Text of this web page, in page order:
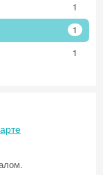
1
1
1